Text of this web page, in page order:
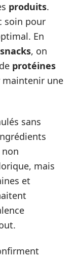
produits.
soin pour
En
snacks, on
protéines
maintenir une
sans
mais
et